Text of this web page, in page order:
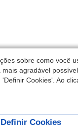
sobre como você
agradável
Cookies'. Ao
Definir Cookies